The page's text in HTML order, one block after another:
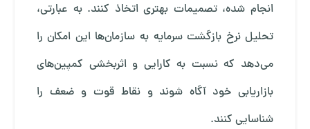
انجام شده، تصمیمات بهتری اتخاذ کنند. به عبارتی،
تحلیل نرخ بازگشت سرمایه به سازمان‌ها این امکان را
می‌دهد که نسبت به کارایی و اثربخشی کمپین‌های
بازاریابی خود آگاه شوند و نقاط قوت و ضعف را
شناسایی کنند.